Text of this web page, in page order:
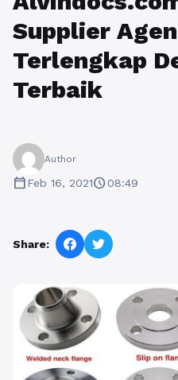
Supplier
Terlengkap
Terbaik
Author
calendar_todayFeb 16, 2021schedule08:49
Share: